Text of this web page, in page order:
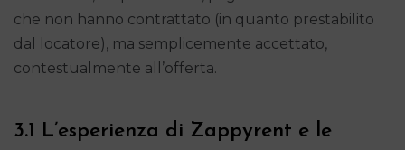
che non hanno contrattato (in quanto prestabilito
dal locatore), ma semplicemente accettato,
contestualmente all’offerta.
3.1 L’esperienza di Zappyrent e le